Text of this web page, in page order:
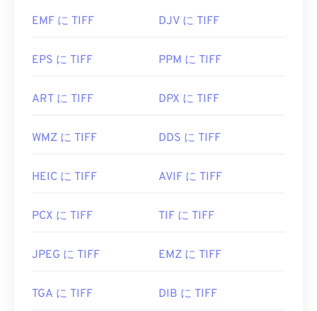
開くのに問題がある場合は、 TIFFからJPGへの
ColorStrokes
、GNU Image Manipulation Program (
)、Adobe ACDSee
りするのに役立ちます。
初回リリース:
https://www.adobe.com/creativecloud/file-
https://www.file-extensions.org/tiff-file-extension
EMF に TIFF DJV に TIFF
EPS に TIFF PPM に TIFF
ART に TIFF DPX に TIFF
WMZ に TIFF DDS に TIFF
HEIC に TIFF AVIF に TIFF
PCX に TIFF TIF に TIFF
JPEG に TIFF EMZ に TIFF
TGA に TIFF DIB に TIFF